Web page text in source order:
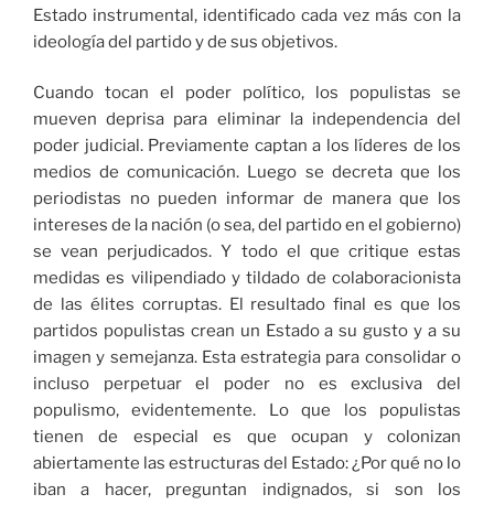
Estado instrumental, identificado cada vez más con la
ideología del partido y de sus objetivos.
Cuando tocan el poder político, los populistas se
mueven deprisa para eliminar la independencia del
poder judicial. Previamente captan a los líderes de los
medios de comunicación. Luego se decreta que los
periodistas no pueden informar de manera que los
intereses de la nación (o sea, del partido en el gobierno)
se vean perjudicados. Y todo el que critique estas
medidas es vilipendiado y tildado de colaboracionista
de las élites corruptas. El resultado final es que los
partidos populistas crean un Estado a su gusto y a su
imagen y semejanza. Esta estrategia para consolidar o
incluso perpetuar el poder no es exclusiva del
populismo, evidentemente. Lo que los populistas
tienen de especial es que ocupan y colonizan
abiertamente las estructuras del Estado: ¿Por qué no lo
iban a hacer, preguntan indignados, si son los